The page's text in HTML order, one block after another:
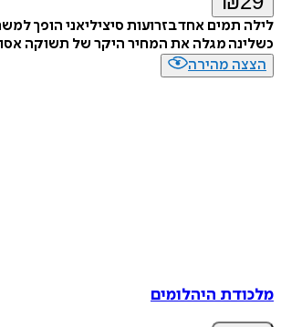
לילה תמים אחד בזרועות סיציליאני הופך
כשלינה מגלה את המחיר היקר של תשוקה
הצצה מהירה
מלכודת היהלומים